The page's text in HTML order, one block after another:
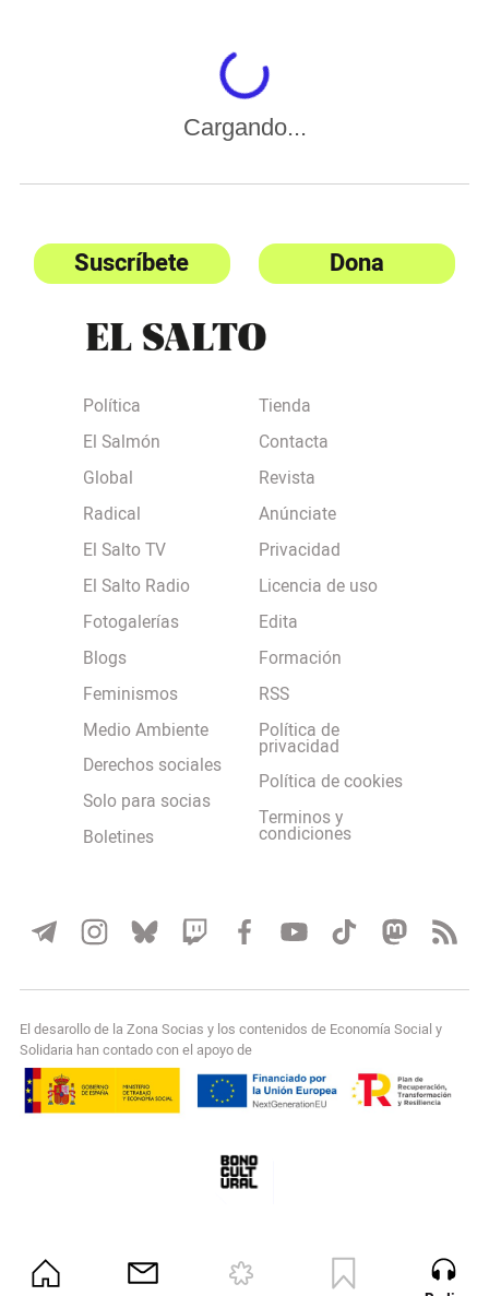
Cargando...
Suscríbete Dona
Política
El Salmón
Global
Radical
El Salto TV
El Salto Radio
Fotogalerías
Blogs
Feminismos
Medio Ambiente
Derechos sociales
Solo para socias
Boletines
Tienda
Contacta
Revista
Anúnciate
Privacidad
Licencia de uso
Edita
Formación
RSS
Política de
privacidad
Política de cookies
Terminos y
condiciones
El desarollo de la Zona Socias y los contenidos de Economía Social y
Solidaria han contado con el apoyo de